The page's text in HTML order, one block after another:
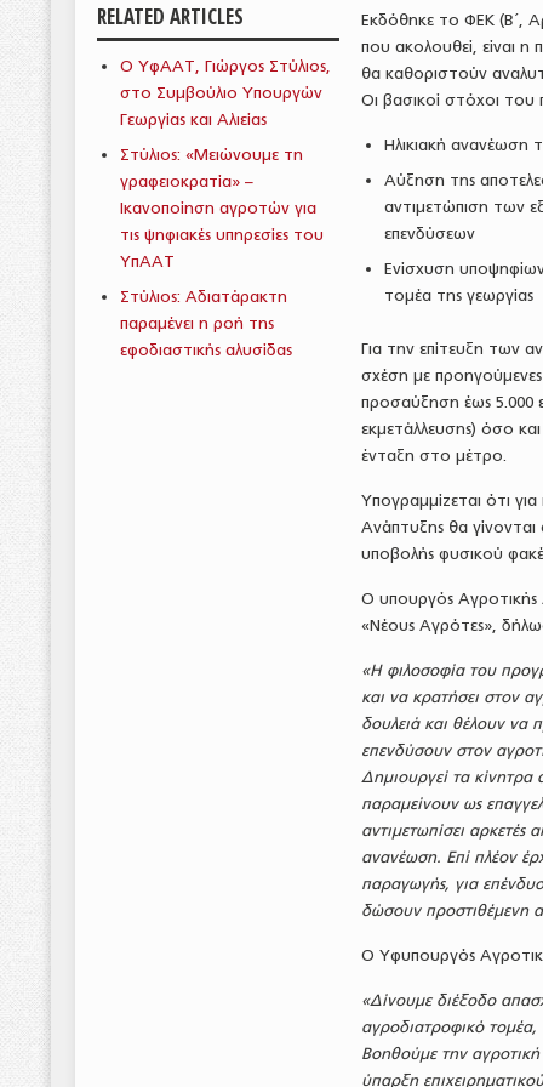
RELATED ARTICLES
Ο ΥφΑΑΤ, Γιώργος Στύλιος,
στο Συμβούλιο Υπουργών
Γεωργίας και Αλιείας
Στύλιος: «Μειώνουμε τη
γραφειοκρατία» –
Ικανοποίηση αγροτών για
τις ψηφιακές υπηρεσίες του
ΥπΑΑΤ
Στύλιος: Αδιατάρακτη
παραμένει η ροή της
εφοδιαστικής αλυσίδας
Εκδόθηκε το ΦΕΚ (Β΄,
που ακολουθεί, είναι η
θα καθοριστούν
Οι βασικοί στόχοι του
Ηλικιακή ανανέωση
Αύξηση της
αντιμετώπιση των
επενδύσεων
Ενίσχυση
τομέα της γεωργίας
Για την επίτευξη των
σχέση με
προσαύξηση έως 5.000
εκμετάλλευσης) όσο
ένταξη στο μέτρο.
Υπογραμμίζεται ότι
Ανάπτυξης θα γίνονται
υποβολής φυσικού
Ο υπουργός Αγροτικής
«Νέους Αγρότες»,
«Η φιλοσοφία του
και να κρατήσει στον
δουλειά και θέλουν να
επενδύσουν στον
Δημιουργεί τα κίνητρα
παραμείνουν ως
αντιμετωπίσει
ανανέωση. Επί πλέον
παραγωγής, για
δώσουν προστιθέμενη
Ο Υφυπουργός
«Δίνουμε διέξοδο
αγροδιατροφικό
Βοηθούμε την
ύπαρξη